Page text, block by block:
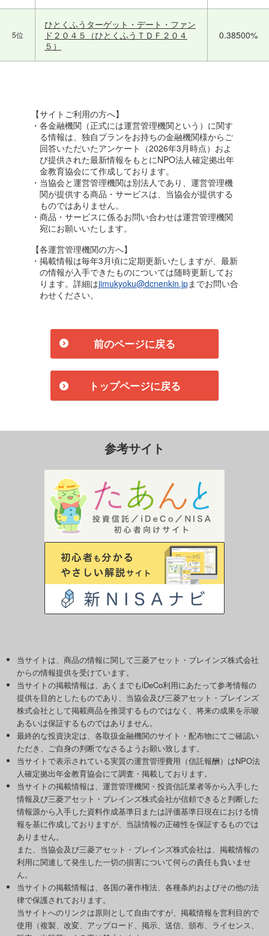
5位
ひとくふうターゲット・デート・ファン
ド２０４５（ひとくふうＴＤＦ２０４
５）
0.38500%
【サイトご利用の方へ】
・各金融機関（正式には運営管理機関という）に関す
る情報は、独自プランをお持ちの金融機関様からご
回答いただいたアンケート（2026年3月時点）およ
び提供された最新情報をもとにNPO法人確定拠出年
金教育協会にて作成しております。
・当協会と運営管理機関は別法人であり、運営管理機
関が提供する商品・サービスは、当協会が提供する
ものではありません。
・商品・サービスに係るお問い合わせは運営管理機関
宛にお願いいたします。
【各運営管理機関の方へ】
・掲載情報は毎年3月頃に定期更新いたしますが、最新
の情報が入手できたものについては随時更新してお
ります。詳細はjimukyoku@dcnenkin.jpまでお問い合
わせください。
前のページに戻る
トップページに戻る
参考サイト
当サイトは、商品の情報に関して三菱アセット・ブレインズ株式会社
からの情報提供を受けています。
当サイトの掲載情報は、あくまでもiDeCo利用にあたって参考情報の
提供を目的としたものであり、当協会及び三菱アセット・ブレインズ
株式会社として掲載商品を推奨するものではなく、将来の成果を示唆
あるいは保証するものではありません。
最終的な投資決定は、各取扱金融機関のサイト・配布物にてご確認い
ただき、ご自身の判断でなさるようお願い致します。
当サイトで表示されている実質の運営管理費用（信託報酬）はNPO法
人確定拠出年金教育協会にて調査・掲載しております。
当サイトの掲載情報は、運営管理機関・投資信託業者等から入手した
情報及び三菱アセット・ブレインズ株式会社が信頼できると判断した
情報源から入手した資料作成基準日または評価基準日現在における情
報を基に作成しておりますが、当該情報の正確性を保証するものでは
ありません。
また、当協会及び三菱アセット・ブレインズ株式会社は、掲載情報の
利用に関連して発生した一切の損害について何らの責任も負いませ
ん。
当サイトの掲載情報は、各国の著作権法、各種条約およびその他の法
律で保護されております。
当サイトへのリンクは原則として自由ですが、掲載情報を営利目的で
使用（複製、改変、アップロード、掲示、送信、頒布、ライセンス、